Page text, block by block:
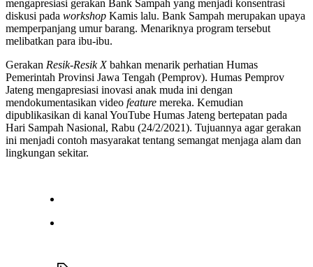
mengapresiasi gerakan Bank Sampah yang menjadi konsentrasi
diskusi pada workshop Kamis lalu. Bank Sampah merupakan upaya
memperpanjang umur barang. Menariknya program tersebut
melibatkan para ibu-ibu.
Gerakan Resik-Resik Xbahkan menarik perhatian Humas
Pemerintah Provinsi Jawa Tengah (Pemprov). Humas Pemprov
Jateng mengapresiasi inovasi anak muda ini dengan
mendokumentasikan video feature mereka. Kemudian
dipublikasikan di kanal YouTube Humas Jateng bertepatan pada
Hari Sampah Nasional, Rabu (24/2/2021). Tujuannya agar gerakan
ini menjadi contoh masyarakat tentang semangat menjaga alam dan
lingkungan sekitar.